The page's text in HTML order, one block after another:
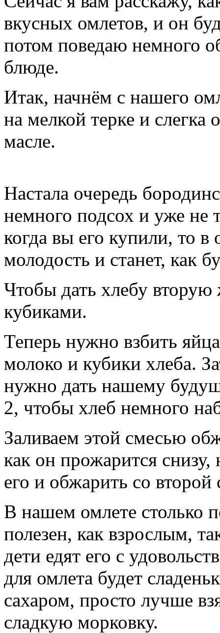
вкусных омлетов, и он
потом поведаю немного
блюде.
Итак, начнём с нашего
на мелкой терке и
масле.
Настала очередь
немного подсох и уже не
когда вы его купили, то в
молодость и станет, как
Чтобы дать хлебу
кубиками.
Теперь нужно взбить
молоко и кубики хлеба.
нужно дать нашему
2, чтобы хлеб немного
Заливаем этой смесью
как он прожарится
его и обжарить со второй
В нашем омлете столько
полезен, как взрослым,
дети едят его с
для омлета будет
сахаром, просто лучше
сладкую морковку.